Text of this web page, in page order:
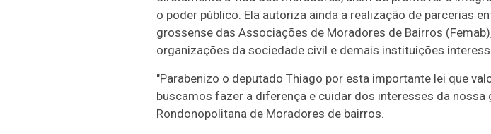
o poder público. Ela autoriza ainda a realização de parcerias
grossense das Associações de Moradores de Bairros
organizações da sociedade civil e demais instituições
"Parabenizo o deputado Thiago por esta importante lei que
buscamos fazer a diferença e cuidar dos interesses da nossa
Rondonopolitana de Moradores de bairros.